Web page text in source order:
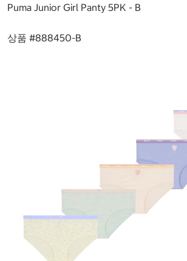
Puma Junior Girl Panty 5PK - B
상품 #888450-B